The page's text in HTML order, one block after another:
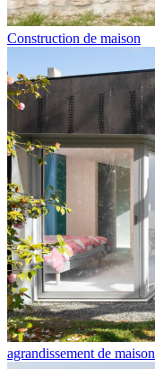
Construction de maison
agrandissement de maison